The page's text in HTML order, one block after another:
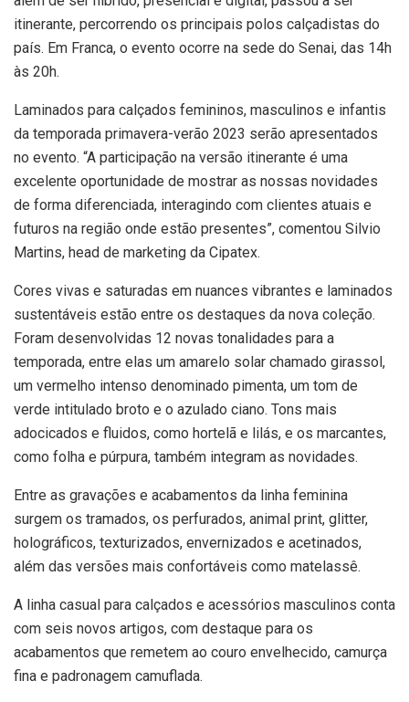
itinerante, percorrendo os principais polos calçadistas do
país. Em Franca, o evento ocorre na sede do Senai, das 14h
às 20h.
Laminados para calçados femininos, masculinos e infantis
da temporada primavera-verão 2023 serão apresentados
no evento. “A participação na versão itinerante é uma
excelente oportunidade de mostrar as nossas novidades
de forma diferenciada, interagindo com clientes atuais e
futuros na região onde estão presentes”, comentou Silvio
Martins, head de marketing da Cipatex.
Cores vivas e saturadas em nuances vibrantes e laminados
sustentáveis estão entre os destaques da nova coleção.
Foram desenvolvidas 12 novas tonalidades para a
temporada, entre elas um amarelo solar chamado girassol,
um vermelho intenso denominado pimenta, um tom de
verde intitulado broto e o azulado ciano. Tons mais
adocicados e fluidos, como hortelã e lilás, e os marcantes,
como folha e púrpura, também integram as novidades.
Entre as gravações e acabamentos da linha feminina
surgem os tramados, os perfurados, animal print, glitter,
holográficos, texturizados, envernizados e acetinados,
além das versões mais confortáveis como matelassê.
A linha casual para calçados e acessórios masculinos conta
com seis novos artigos, com destaque para os
acabamentos que remetem ao couro envelhecido, camurça
fina e padronagem camuflada.